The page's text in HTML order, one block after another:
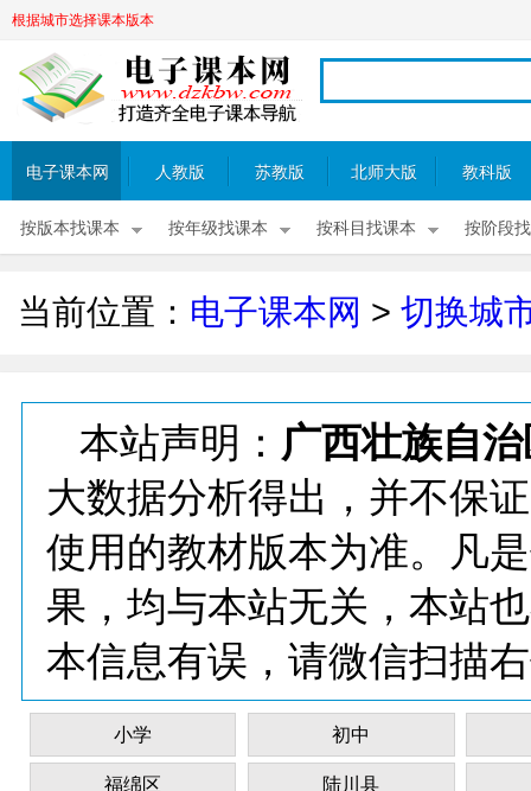
根据城市选择课本版本
电子课本网 人教版 苏教版 北师大版 教科版
按版本找课本 按年级找课本 按科目找课本 按阶段
当前位置： 电子课本网 > 切换城
本站声明： 广西壮族自
大数据分析得出，并不保
使用的教材版本为准。凡
果，均与本站无关，本站
本信息有误，请微信扫描
小学 初中
福绵区 陆川县